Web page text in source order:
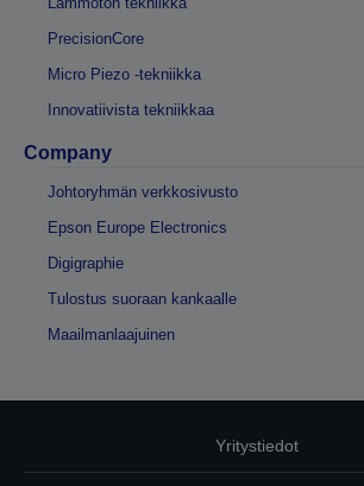
PrecisionCore
Micro Piezo -tekniikka
Innovatiivista tekniikkaa
Company
Johtoryhmän verkkosivusto
Epson Europe Electronics
Digigraphie
Tulostus suoraan kankaalle
Maailmanlaajuinen
Yritystiedot